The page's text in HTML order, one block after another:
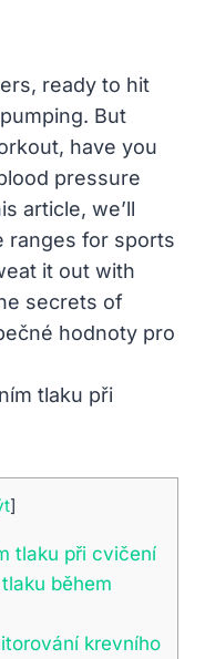
ready to hit
But
have you
pressure
article, we’ll
ranges for sports
it out with
secrets of
hodnoty pro
]
tlaku při cvičení
během
krevního